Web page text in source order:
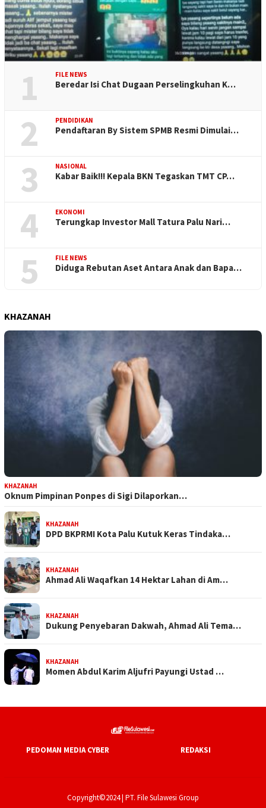
1 FILE NEWS
Beredar Isi Chat Dugaan Perselingkuhan K…
2 PENDIDIKAN
Pendaftaran By Sistem SPMB Resmi Dimulai…
3 NASIONAL
Kabar Baik!!! Kepala BKN Tegaskan TMT CP…
4 EKONOMI
Terungkap Investor Mall Tatura Palu Nari…
5 FILE NEWS
Diduga Rebutan Aset Antara Anak dan Bapa…
KHAZANAH
KHAZANAH
Oknum Pimpinan Ponpes di Sigi Dilaporkan…
KHAZANAH
DPD BKPRMI Kota Palu Kutuk Keras Tindaka…
KHAZANAH
Ahmad Ali Waqafkan 14 Hektar Lahan di Am…
KHAZANAH
Dukung Penyebaran Dakwah, Ahmad Ali Tema…
KHAZANAH
Momen Abdul Karim Aljufri Payungi Ustad …
PEDOMAN MEDIA CYBER REDAKSI
Copyright©2024 | PT. File Sulawesi Group